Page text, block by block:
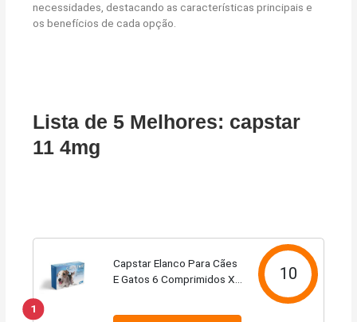
necessidades, destacando as características principais e
os benefícios de cada opção.
Lista de 5 Melhores: capstar
11 4mg
1
Capstar Elanco Para Cães
E Gatos 6 Comprimidos X
10